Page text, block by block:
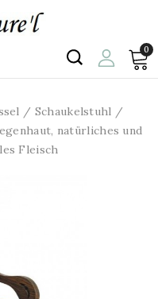
0
Schaukelstuhl
natürliches und
Fleisch